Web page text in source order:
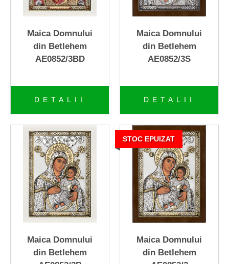
Borseta piele Green Deed
Rama foto argintata
Lumânări Parfumate
Seturi cu accesorii de vin
Statuete
Casete bijuterii
Cadouri Damă
Cadouri Bărbaţi
Suport de sticlă - metal
Aromatherapy - Odorizant
Maica Domnului
din Betlehem
AE0852/3BD
DETALII
Maica Domnului
din Betlehem
AE0852/3S
DETALII
Maica Domnului
din Betlehem
STOC EPUIZAT
Maica Domnului
din Betlehem